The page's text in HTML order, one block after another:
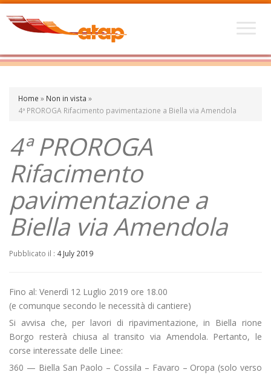
Home » Non in vista »
4ª PROROGA Rifacimento pavimentazione a Biella via Amendola
4ª PROROGA
Rifacimento
pavimentazione a
Biella via Amendola
Pubblicato il : 4 July 2019
Fino al: Venerdì 12 Luglio 2019 ore 18.00
(e comunque secondo le necessità di cantiere)
Si avvisa che, per lavori di ripavimentazione, in Biella rione
Borgo resterà chiusa al transito via Amendola. Pertanto, le
corse interessate delle Linee:
360 — Biella San Paolo – Cossila – Favaro – Oropa (solo verso